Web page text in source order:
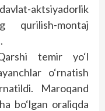
aktsiyadorlik
qurilish-montaj
temir yo‘l
o‘rnatish
Maroqand
bo‘lgan oraliqda